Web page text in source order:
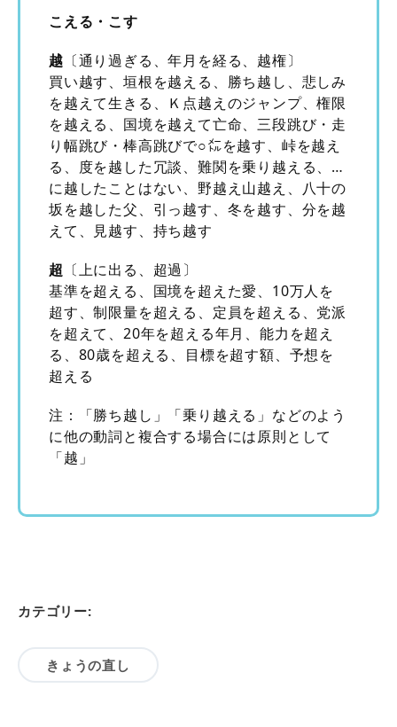
こえる・こす
越 〔通り過ぎる、年月を経る、越権〕
買い越す、垣根を越える、勝ち越し、悲しみ
を越えて生きる、Ｋ点越えのジャンプ、権限
を越える、国境を越えて亡命、三段跳び・走
り幅跳び・棒高跳びで○㍍を越す、峠を越え
る、度を越した冗談、難関を乗り越える、…
に越したことはない、野越え山越え、八十の
坂を越した父、引っ越す、冬を越す、分を越
えて、見越す、持ち越す
超 〔上に出る、超過〕
基準を超える、国境を超えた愛、10万人を
超す、制限量を超える、定員を超える、党派
を超えて、20年を超える年月、能力を超え
る、80歳を超える、目標を超す額、予想を
超える
注：「勝ち越し」「乗り越える」などのよう
に他の動詞と複合する場合には原則として
「越」
カテゴリー:
きょうの直し